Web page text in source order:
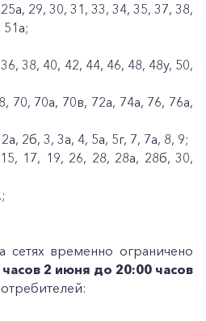
29, 30, 31, 33, 34, 35, 37, 38,
51а;
38, 40, 42, 44, 46, 48, 48у, 50,
70, 70а, 70в, 72а, 74а, 76, 76а,
2б, 3, 3а, 4, 5а, 5г, 7, 7а, 8, 9;
17, 19, 26, 28, 28а, 28б, 30,
сетях временно ограничено
часов 2 июня до 20:00 часов